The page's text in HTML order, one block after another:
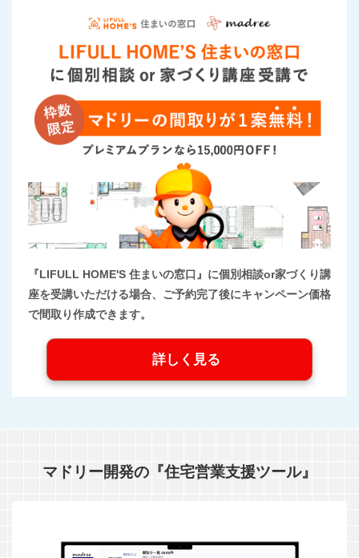
『LIFULL HOME'S 住まいの窓口』に個別相談or家づくり講
座を受講いただける場合、ご予約完了後にキャンペーン価格
で間取り作成できます。
詳しく見る
マドリー開発の『住宅営業支援ツール』